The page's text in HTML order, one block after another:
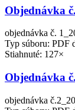
Objednávka
objednávka č.
Typ súboru: PDF
Stiahnuté: 127×
Objednávka
objednávka